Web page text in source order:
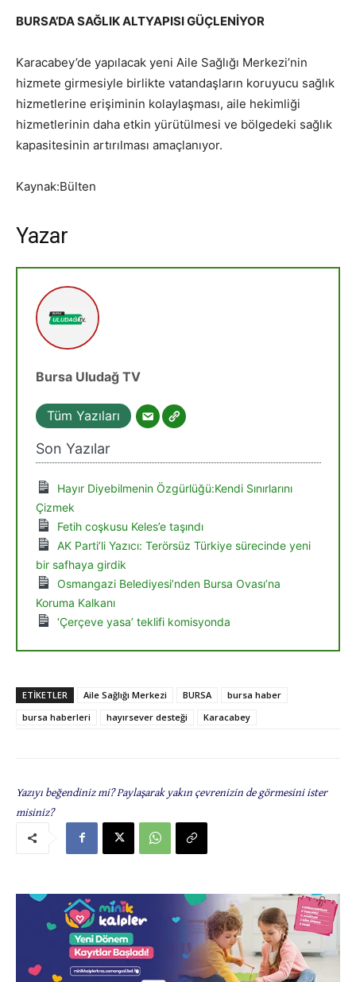
BURSA’DA SAĞLIK ALTYAPISI GÜÇLENİYOR
Karacabey’de yapılacak yeni Aile Sağlığı Merkezi’nin
hizmete girmesiyle birlikte vatandaşların koruyucu sağlık
hizmetlerine erişiminin kolaylaşması, aile hekimliği
hizmetlerinin daha etkin yürütülmesi ve bölgedeki sağlık
kapasitesinin artırılması amaçlanıyor.
Kaynak:Bülten
Yazar
Bursa Uludağ TV
Tüm Yazıları
Son Yazılar
Hayır Diyebilmenin Özgürlüğü:Kendi Sınırlarını
Çizmek
Fetih coşkusu Keles’e taşındı
AK Parti’li Yazıcı: Terörsüz Türkiye sürecinde yeni
bir safhaya girdik
Osmangazi Belediyesi’nden Bursa Ovası’na
Koruma Kalkanı
‘Çerçeve yasa’ teklifi komisyonda
ETIKETLER Aile Sağlığı Merkezi BURSA
bursa haber
bursa haberleri
hayırsever desteği Karacabey
Yazıyı beğendiniz mi? Paylaşarak yakın çevrenizin de görmesini ister
misiniz?